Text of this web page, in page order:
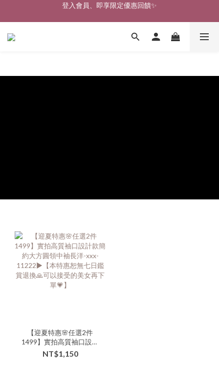
🎉新北淡水實體門市🤗歡迎蒞臨試穿🎉
【迎夏特惠🌸任選2件
1499】實拍高質袖口設計
款簡約大方圓領中袖長洋-
xxx-11222▶【本特惠恕無
NT$1,150